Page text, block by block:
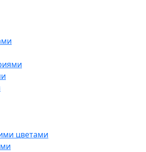
цветами